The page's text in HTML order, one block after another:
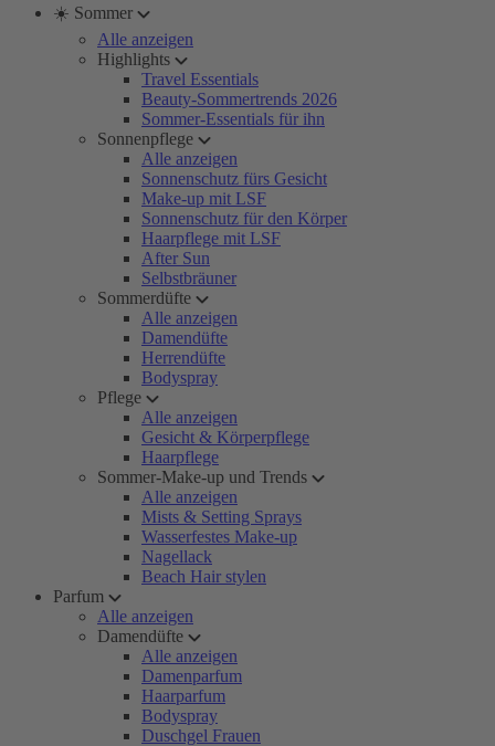
☀️ Sommer
Alle anzeigen
Highlights
Travel Essentials
Beauty-Sommertrends 2026
Sommer-Essentials für ihn
Sonnenpflege
Alle anzeigen
Sonnenschutz fürs Gesicht
Make-up mit LSF
Sonnenschutz für den Körper
Haarpflege mit LSF
After Sun
Selbstbräuner
Sommerdüfte
Alle anzeigen
Damendüfte
Herrendüfte
Bodyspray
Pflege
Alle anzeigen
Gesicht & Körperpflege
Haarpflege
Sommer-Make-up und Trends
Alle anzeigen
Mists & Setting Sprays
Wasserfestes Make-up
Nagellack
Beach Hair stylen
Parfum
Alle anzeigen
Damendüfte
Alle anzeigen
Damenparfum
Haarparfum
Bodyspray
Duschgel Frauen